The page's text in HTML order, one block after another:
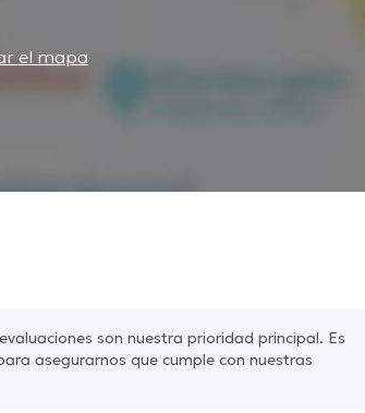
el mapa
son nuestra prioridad principal. Es
asegurarnos que cumple con nuestras